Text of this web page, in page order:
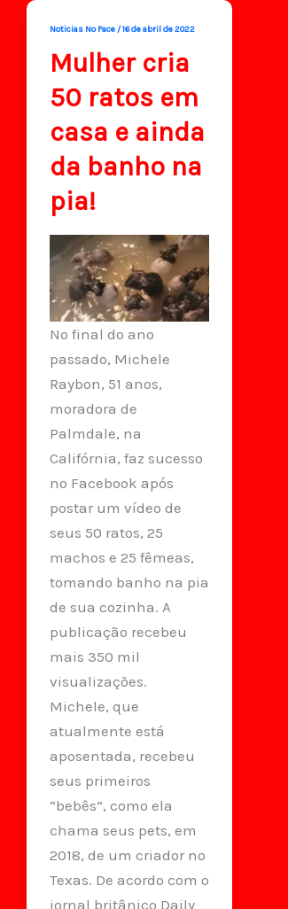
Noticias No Face /16 de abril de 2022
Mulher cria
50 ratos em
casa e ainda
da banho na
pia!
No final do ano
passado, Michele
Raybon, 51 anos,
moradora de
Palmdale, na
Califórnia, faz sucesso
no Facebook após
postar um vídeo de
seus 50 ratos, 25
machos e 25 fêmeas,
tomando banho na pia
de sua cozinha. A
publicação recebeu
mais 350 mil
visualizações.
Michele, que
atualmente está
aposentada, recebeu
seus primeiros
“bebês”, como ela
chama seus pets, em
2018, de um criador no
Texas. De acordo com o
jornal britânico Daily